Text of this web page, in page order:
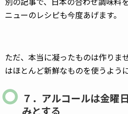
ニューのレシピも今度あげます。
ただ、本当に凝ったものは作りま
はほとんど新鮮なものを使うよう
７．アルコールは金曜
みとする